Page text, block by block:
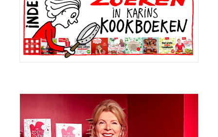
Sidebar